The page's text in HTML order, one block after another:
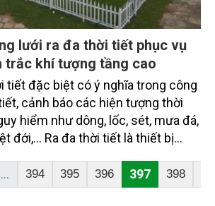
lưới ra đa thời tiết phục vụ
trắc khí tượng tầng cao
tiết đặc biệt có ý nghĩa trong công
cảnh báo các hiện tượng thời
hiểm như dông, lốc, sét, mưa đá,
đới,… Ra đa thời tiết là thiết bị
thời tiết liên quan trên một phạm
nhanh chóng phục vụ cho dự
... 394 395 396 397 398